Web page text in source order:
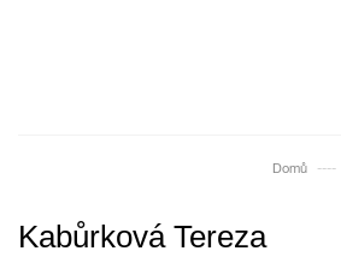
Domů
Kabůrková Tereza